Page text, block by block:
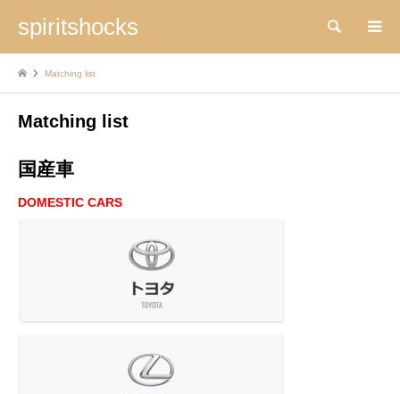
spiritshocks 検索
Matching list
Matching list
国産車
DOMESTIC CARS